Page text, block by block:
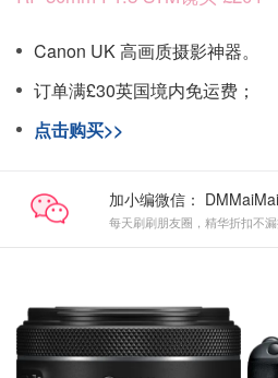
Canon UK 高画质摄影神器。
订单满£30英国境内免运费；
点击购买>>
加小编微信：
每天刷刷朋友圈，精华折扣不